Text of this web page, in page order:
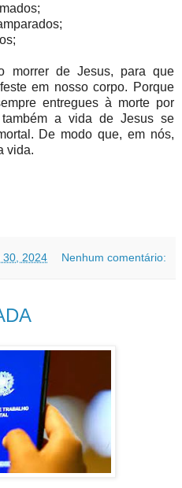
morrer de Jesus, para que
em nosso corpo. Porque
entregues à morte por
a vida de Jesus se
De modo que, em nós,
vida.
30, 2024 Nenhum comentário: